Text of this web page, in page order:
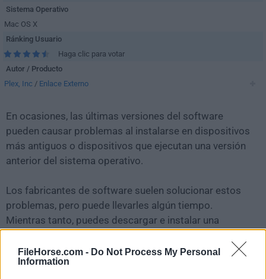
FileHorse.com - Do Not Process My Personal
Information
Sistema Operativo
Mac OS X
Ránking Usuario
Haga clic para votar
Autor / Producto
Plex, Inc / Enlace Externo
En ocasiones, las últimas versiones del software
pueden causar problemas al instalarse en dispositivos
más antiguos o dispositivos que ejecutan una versión
anterior del sistema operativo.
Los fabricantes de software suelen solucionar estos
problemas, pero puede llevarles algún tiempo.
Mientras tanto, puedes descargar e instalar una
Para aquellos interesados en descargar la versión más